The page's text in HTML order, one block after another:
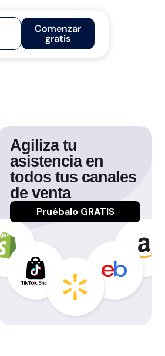
Comenzar
gratis
Agiliza tu
asistencia en
todos tus canales
de venta
Pruébalo GRATIS